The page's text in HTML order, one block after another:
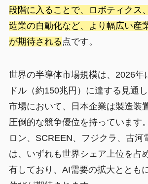
段階に入ることで、ロボティクス
造業の自動化など、より幅広い産
が期待される 点です。
世界の半導体市場規模は、2026年
ドル（約150兆円）に達する見通
市場において、日本企業は製造装
圧倒的な競争優位を持っています
ロン、SCREEN、フジクラ、古河
は、いずれも世界シェア上位を占
有しており、AI需要の拡大ととも